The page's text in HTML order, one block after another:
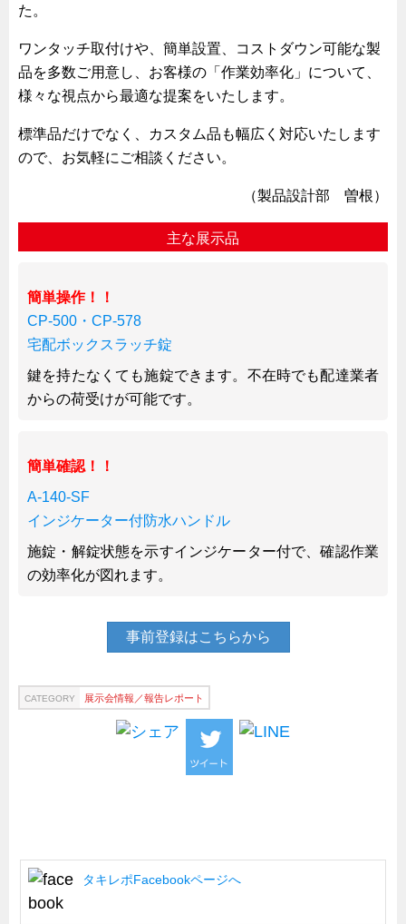
お知らせ
展示会情報／報告レポート
工場見学
海外出張
社外セミナー
タキスポ
タキ旅レポ
タキネタ
韓国
タイ
採用情報
インタビュー
入社１年目アンケート
た。
ワンタッチ取付けや、簡単設置、コストダウン可能な製
品を多数ご用意し、お客様の「作業効率化」について、
様々な視点から最適な提案をいたします。
標準品だけでなく、カスタム品も幅広く対応いたします
ので、お気軽にご相談ください。
（製品設計部 曽根）
主な展示品
簡単操作！！
CP-500・CP-578
宅配ボックスラッチ錠
鍵を持たなくても施錠できます。不在時でも配達業者
からの荷受けが可能です。
簡単確認！！
A-140-SF
インジケーター付防水ハンドル
施錠・解錠状態を示すインジケーター付で、確認作業
の効率化が図れます。
事前登録はこちらから
CATEGORY 展示会情報／報告レポート
タキレポFacebookページへ